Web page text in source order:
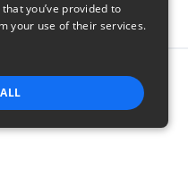
product
you’ve provided to
your use of their services.
PERFORMANCE